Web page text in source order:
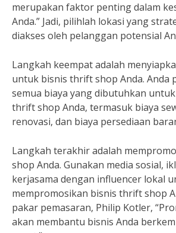
merupakan faktor penting dalam
Anda.” Jadi, pilihlah lokasi yang
diakses oleh pelanggan potensial
Langkah keempat adalah
untuk bisnis thrift shop Anda. Anda
semua biaya yang dibutuhkan
thrift shop Anda, termasuk biaya
renovasi, dan biaya persediaan
Langkah terakhir adalah
shop Anda. Gunakan media sosial,
kerjasama dengan influencer lokal
mempromosikan bisnis thrift shop
pakar pemasaran, Philip Kotler,
akan membantu bisnis Anda